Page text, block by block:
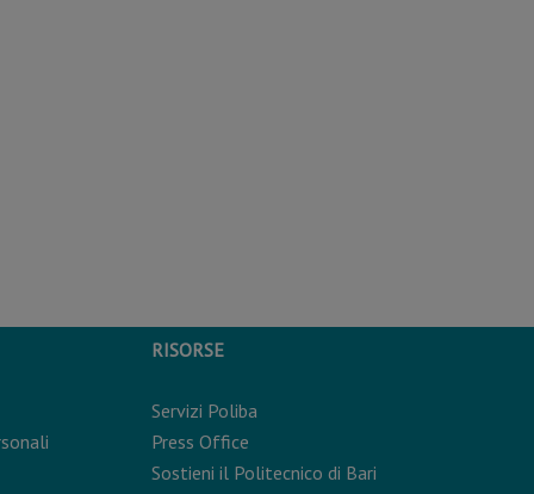
RISORSE
Servizi Poliba
Press Office
Sostieni il Politecnico di Bari